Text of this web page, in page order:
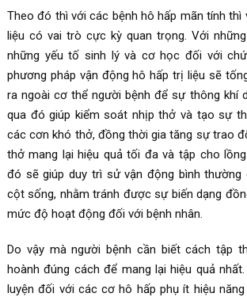
Theo đó thì với các bệnh hô hấp mãn tính thì
liệu có vai trò cực kỳ quan trọng. Với
những yếu tố sinh lý và cơ học đối với
phương pháp vận động hô hấp trị liệu sẽ
ra ngoài cơ thể người bệnh để sự thông khí
qua đó giúp kiểm soát nhịp thở và tạo sự
các cơn khó thở, đồng thời gia tăng sự trao
thở mang lại hiệu quả tối đa và tập cho
đó sẽ giúp duy trì sử vận động bình thường
cột sống, nhằm tránh được sự biến dạng
mức độ hoạt động đối với bệnh nhân.
Do vậy mà người bệnh cần biết cách tập
hoành đúng cách để mang lại hiệu quả
luyện đối với các cơ hô hấp phụ ít hiệu